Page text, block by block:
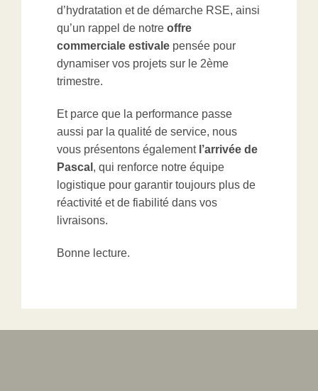
d’hydratation et de démarche RSE, ainsi
qu’un rappel de notre offre
commerciale estivale pensée pour
dynamiser vos projets sur le 2ème
trimestre.
Et parce que la performance passe
aussi par la qualité de service, nous
vous présentons égalementl’arrivée de
Pascal , qui renforce notre équipe
logistique pour garantir toujours plus de
réactivité et de fiabilité dans vos
livraisons.
Bonne lecture.